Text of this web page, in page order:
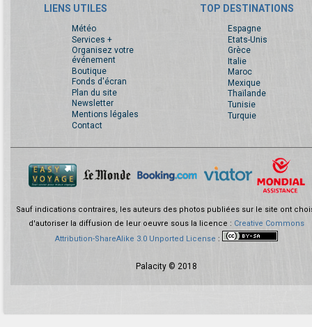
LIENS UTILES
Météo
Services +
Organisez votre
événement
Boutique
Fonds d'écran
Plan du site
Newsletter
Mentions légales
Contact
TOP DESTINATIONS
Espagne
Etats-Unis
Grèce
Italie
Maroc
Mexique
Thaïlande
Tunisie
Turquie
Sauf indications contraires, les auteurs des photos publiées sur le site ont
d'autoriser la diffusion de leur oeuvre sous la licence : Creative Commons
Attribution-ShareAlike 3.0 Unported License :
Palacity © 2018